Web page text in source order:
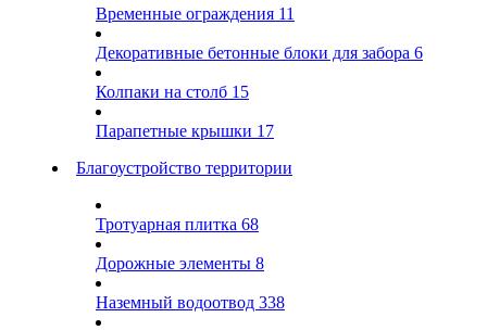
Временные ограждения 11
Декоративные бетонные блоки для забора 6
Колпаки на столб 15
Парапетные крышки 17
Благоустройство территории
Тротуарная плитка 68
Дорожные элементы 8
Наземный водоотвод 338